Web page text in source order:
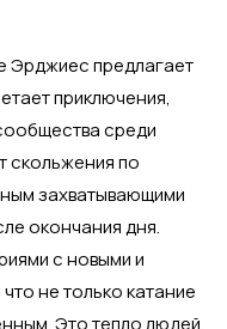
Эрджиес предлагает
приключения,
среди
скольжения по
захватывающими
окончания дня.
с новыми и
не только катание
Это тепло людей,